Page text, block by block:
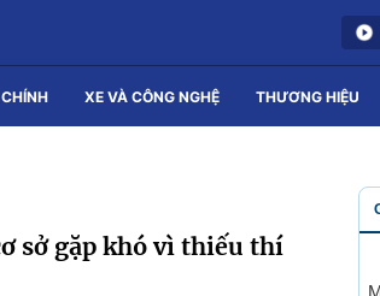
XE VÀ CÔNG NGHỆ THƯƠNG HIỆU
sở gặp khó vì thiếu thí